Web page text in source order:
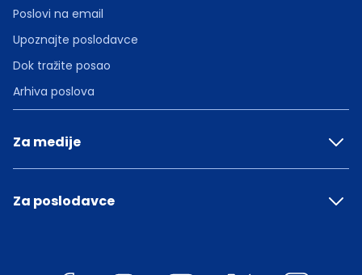
Poslovi na email
Upoznajte poslodavce
Dok tražite posao
Arhiva poslova
Za medije
Za poslodavce